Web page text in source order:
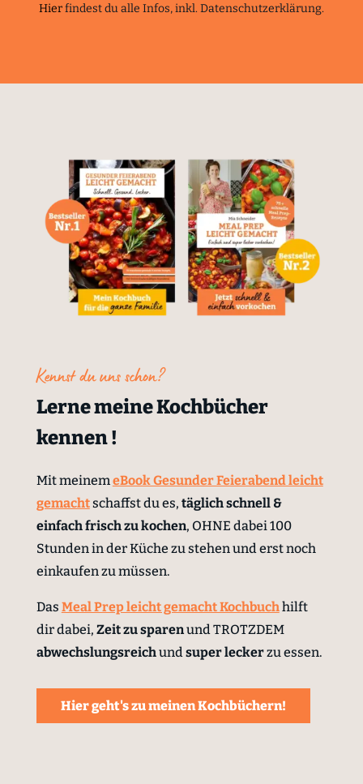
Hierfindest du alle Infos, inkl. Datenschutzerklärung.
Kennst du uns schon?
Lerne meine Kochbücher
kennen !
Mit meinemeBook Gesunder Feierabend leicht
gemachtschaffst du es, täglich schnell &
einfachfrisch zu kochen, OHNE dabei 100
Stunden in der Küche zu stehen und erst noch
einkaufen zu müssen.
Das Meal Prep leicht gemacht Kochbuchhilft
dir dabei, Zeit zu sparenund TROTZDEM
abwechslungsreichundsuper leckerzu essen.
Hier geht's zu meinen Kochbüchern!